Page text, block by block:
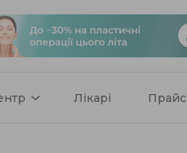
Лікарі Прайс